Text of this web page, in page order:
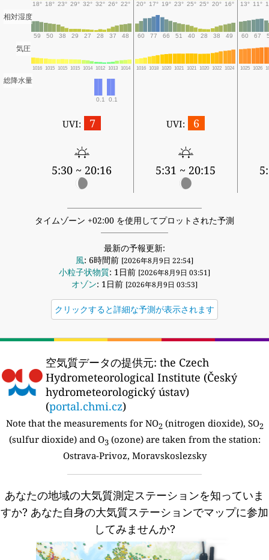
18° 18° 23° 29° 32° 32° 26° 22° 20° 17° 19° 23° 25° 25° 20° 16° 13° 11°
相対湿度
59 50 38 29 27 28 37 48 60 77 66 51 40 28 38 49 60 67
気圧
1016 1015 1015 1015 1014 1012 1013 1014 1016 1018 1020 1021 1021 1020 1022 1024 1025 1026
総降水量
0.1 0.1
UVI: 7
5:30 ~ 20:16
UVI: 6
5:31 ~ 20:15
タイムゾーン +02:00 を使用してプロットされた予測
最新の予報更新:
風: 6時間前 [2026年8月9日 22:54]
小粒子状物質: 1日前 [2026年8月9日 03:51]
オゾン: 1日前 [2026年8月9日 03:53]
クリックすると詳細な予測が表示されます
空気質データの提供元: the Czech
Hydrometeorological Institute (Český
hydrometeorologický ústav)
(portal.chmi.cz)
Note that the measurements for NO2 (nitrogen dioxide), SO2
(sulfur dioxide) and O3(ozone) are taken from the station:
Ostrava-Privoz, Moravskoslezsky
あなたの地域の大気質測定ステーションを知っていま
すか? あなた自身の大気質ステーションでマップに参加
してみませんか?